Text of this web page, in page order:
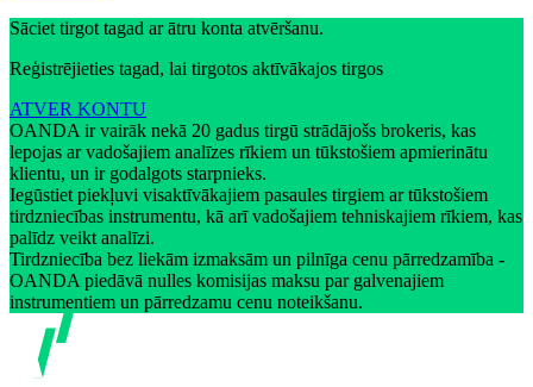
Sāciet tirgot tagad ar ātru konta atvēršanu.
Reģistrējieties tagad, lai tirgotos aktīvākajos tirgos
ATVER KONTU
OANDA ir vairāk nekā 20 gadus tirgū strādājošs brokeris, kas
lepojas ar vadošajiem analīzes rīkiem un tūkstošiem apmierinātu
klientu, un ir godalgots starpnieks.
Iegūstiet piekļuvi visaktīvākajiem pasaules tirgiem ar tūkstošiem
tirdzniecības instrumentu, kā arī vadošajiem tehniskajiem rīkiem, kas
palīdz veikt analīzi.
Tirdzniecība bez liekām izmaksām un pilnīga cenu pārredzamība -
OANDA piedāvā nulles komisijas maksu par galvenajiem
instrumentiem un pārredzamu cenu noteikšanu.